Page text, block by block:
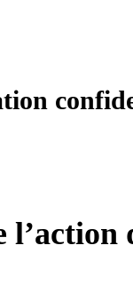
l’action